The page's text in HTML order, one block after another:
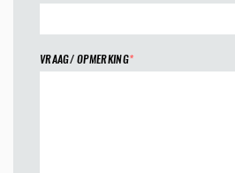
VRAAG/ OPMERKING*